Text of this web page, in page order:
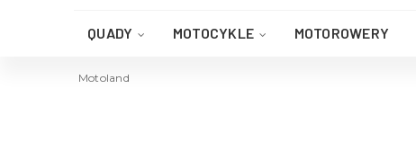
QUADY MOTOCYKLE MOTOROWERY
AKCESORIA DO QUADA
Motoland